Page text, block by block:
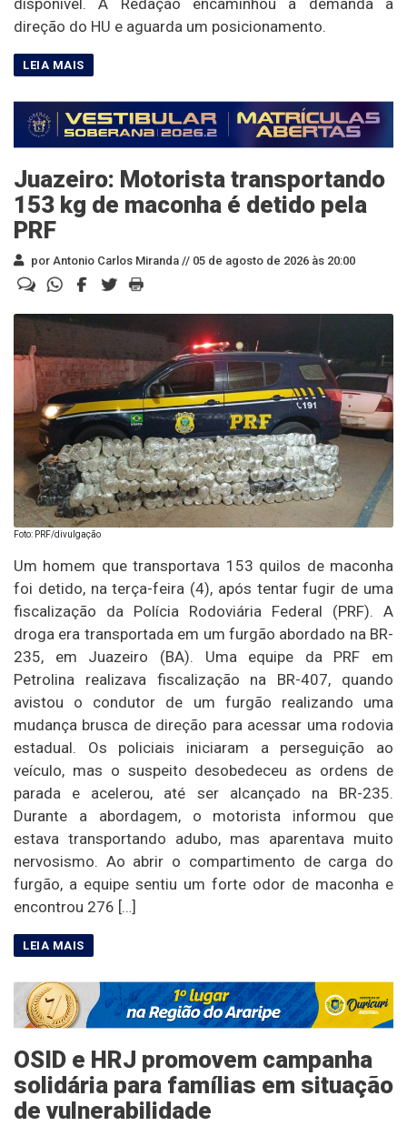
direção do HU e aguarda um posicionamento.
Juazeiro: Motorista transportando
153 kg de maconha é detido pela
PRF
por Antonio Carlos Miranda // 05 de agosto de 2026 às 20:00
Foto: PRF/divulgação
Um homem que transportava 153 quilos de maconha
foi detido, na terça-feira (4), após tentar fugir de uma
fiscalização da Polícia Rodoviária Federal (PRF). A
droga era transportada em um furgão abordado na BR-
235, em Juazeiro (BA). Uma equipe da PRF em
Petrolina realizava fiscalização na BR-407, quando
avistou o condutor de um furgão realizando uma
mudança brusca de direção para acessar uma rodovia
estadual. Os policiais iniciaram a perseguição ao
veículo, mas o suspeito desobedeceu as ordens de
parada e acelerou, até ser alcançado na BR-235.
Durante a abordagem, o motorista informou que
estava transportando adubo, mas aparentava muito
nervosismo. Ao abrir o compartimento de carga do
furgão, a equipe sentiu um forte odor de maconha e
encontrou 276 […]
OSID e HRJ promovem campanha
solidária para famílias em situação
de vulnerabilidade